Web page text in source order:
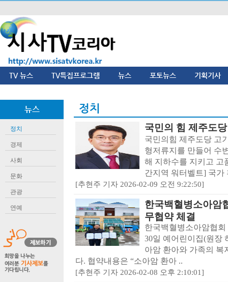
TV 뉴스 TV특집프로그램 뉴스 포토뉴스 기획기사
뉴스
정치
경제
사회
문화
관광
연예
정치
국민의 힘 제주도
국민의힘 제주도당 고
형저류지를 만들어 수
해 지하수를 지키고 고
간지역 워터벨트] 국가
[추현주 기자 2026-02-09 오전 9:22:50]
한국백혈병소아암
무협약 체결
한국백혈병소아암협
30일 예어린이집(원장
아암 환아와 가족의 복
다. 협약내용은 “소아암 환아 ..
[추현주 기자 2026-02-08 오후 2:10:01]